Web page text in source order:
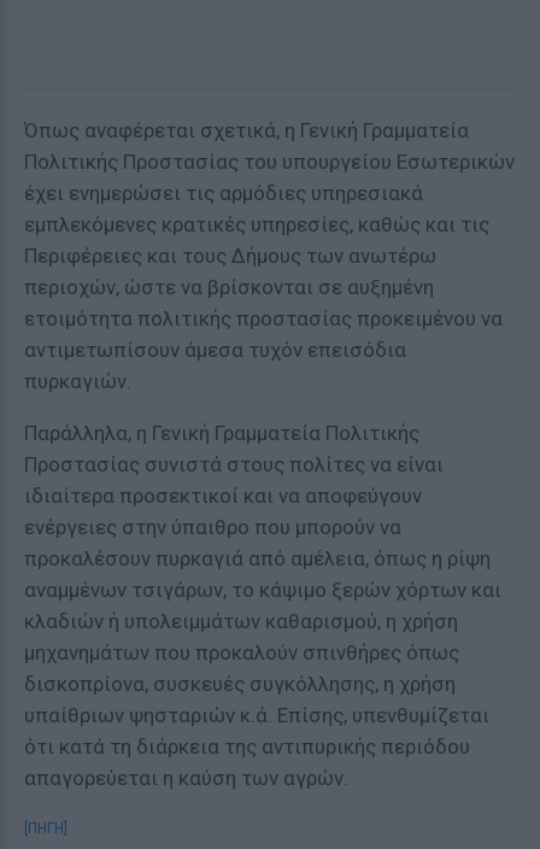
Όπως αναφέρεται σχετικά, η Γενική Γραμματεία
Πολιτικής Προστασίας του υπουργείου Εσωτερικών
έχει ενημερώσει τις αρμόδιες υπηρεσιακά
εμπλεκόμενες κρατικές υπηρεσίες, καθώς και τις
Περιφέρειες και τους Δήμους των ανωτέρω
περιοχών, ώστε να βρίσκονται σε αυξημένη
ετοιμότητα πολιτικής προστασίας προκειμένου να
αντιμετωπίσουν άμεσα τυχόν επεισόδια
πυρκαγιών.
Παράλληλα, η Γενική Γραμματεία Πολιτικής
Προστασίας συνιστά στους πολίτες να είναι
ιδιαίτερα προσεκτικοί και να αποφεύγουν
ενέργειες στην ύπαιθρο που μπορούν να
προκαλέσουν πυρκαγιά από αμέλεια, όπως η ρίψη
αναμμένων τσιγάρων, το κάψιμο ξερών χόρτων και
κλαδιών ή υπολειμμάτων καθαρισμού, η χρήση
μηχανημάτων που προκαλούν σπινθήρες όπως
δισκοπρίονα, συσκευές συγκόλλησης, η χρήση
υπαίθριων ψησταριών κ.ά. Επίσης, υπενθυμίζεται
ότι κατά τη διάρκεια της αντιπυρικής περιόδου
απαγορεύεται η καύση των αγρών.
[ΠΗΓΗ]